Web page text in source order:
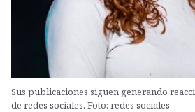
Sus publicaciones siguen generando
de redes sociales. Foto: redes sociales